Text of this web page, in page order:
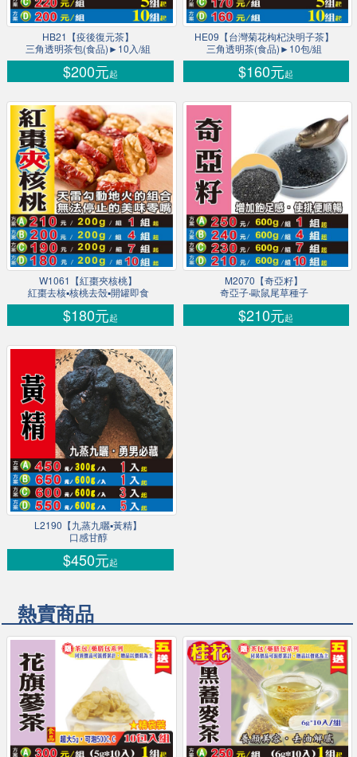
HB21【疫後復元茶】
三角透明茶包(食品)►10入/組
$200元起
HE09【台灣菊花枸杞決明子茶】
三角透明茶(食品)►10包/組
$160元起
W1061【紅棗夾核桃】
紅棗去核▪核桃去殼▪開罐即食
$180元起
M2070【奇亞籽】
奇亞子‧歐鼠尾草種子
$210元起
L2190【九蒸九曬▪黃精】
口感甘醇
$450元起
熱賣商品